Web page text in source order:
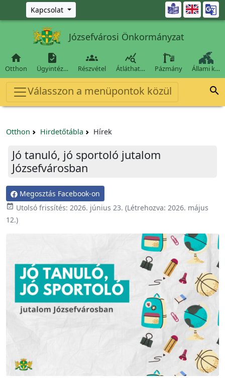
Ugrás a fő tartalomra
Kapcsolat 
Józsefvárosi Önkormányzat

Otthon

Ügyintéz…

Részvétel

Átláthat… Pázmány Állami k…
Válasszon a menüpontok közül 
Otthon Hirdetőtábla Hírek
Jó tanuló, jó sportoló jutalom
Józsefvárosban
Megosztás Facebook-on
 Utolsó frissítés: 2026. június 23. (Létrehozva: 2026. május
12.)